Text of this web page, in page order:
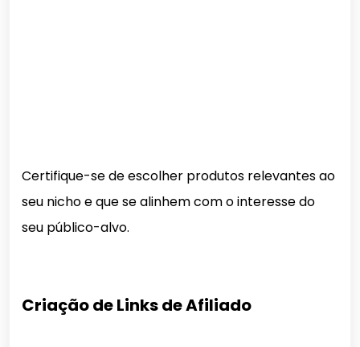
Certifique-se de escolher produtos relevantes ao
seu nicho e que se alinhem com o interesse do
seu público-alvo.
Criação de Links de Afiliado